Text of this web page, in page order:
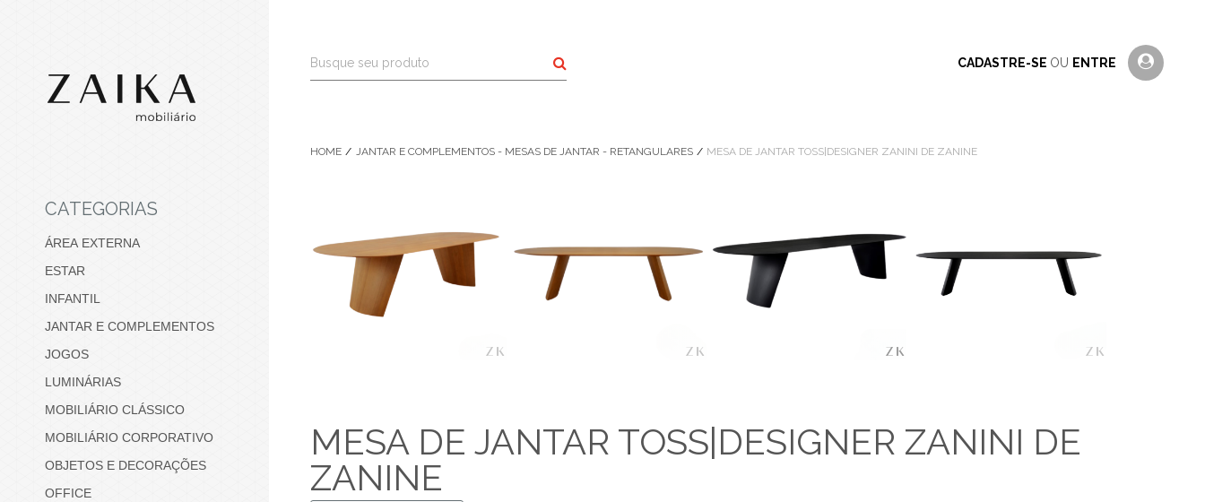
CATEGORIAS
ÁREA EXTERNA
ESTAR
INFANTIL
JANTAR E COMPLEMENTOS
JOGOS
LUMINÁRIAS
MOBILIÁRIO CLÁSSICO
MOBILIÁRIO CORPORATIVO
OBJETOS E DECORAÇÕES
OFFICE
Buscar
CADASTRE-SE OU ENTRE
HOME JANTAR E COMPLEMENTOS - MESAS DE JANTAR - RETANGULARES MESA DE JANTAR TOSS|DESIGNER ZANINI DE ZANINE
MESA DE JANTAR TOSS|DESIGNER ZANINI DE
ZANINE